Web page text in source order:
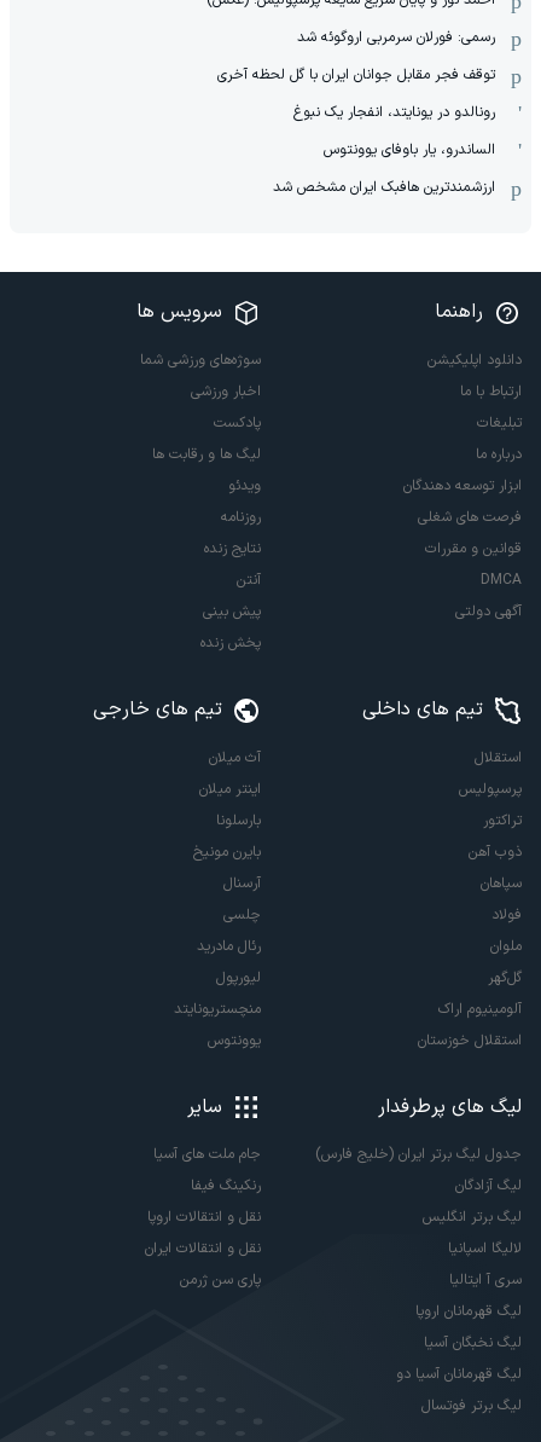
رسمی: فورلان سرمربی اروگوئه شد
توقف فجر مقابل جوانان ایران با گل لحظه آخری
رونالدو در یونایتد، انفجار یک نبوغ
الساندرو، یار باوفای یوونتوس
ارزشمندترین هافبک ایران مشخص شد
راهنما
دانلود اپلیکیشن
ارتباط با ما
تبلیغات
درباره ما
ابزار توسعه دهندگان
فرصت های شغلی
قوانین و مقررات
DMCA
آگهی دولتی
سرویس ها
سوژه‌های ورزشی شما
اخبار ورزشی
پادکست
لیگ ها و رقابت ها
ویدئو
روزنامه
نتایج زنده
آنتن
پیش بینی
پخش زنده
تیم های داخلی
استقلال
پرسپولیس
تراکتور
ذوب آهن
سپاهان
فولاد
ملوان
گل‌گهر
آلومینیوم اراک
استقلال خوزستان
تیم های خارجی
آث میلان
اینتر میلان
بارسلونا
بایرن مونیخ
آرسنال
چلسی
رئال مادرید
لیورپول
منچستریونایتد
یوونتوس
لیگ های پرطرفدار
جدول لیگ برتر ایران (خلیج فارس)
لیگ آزادگان
لیگ برتر انگلیس
لالیگا اسپانیا
سری آ ایتالیا
لیگ قهرمانان اروپا
لیگ نخبگان آسیا
لیگ قهرمانان آسیا دو
لیگ برتر فوتسال
سایر
جام ملت های آسیا
رنکینگ فیفا
نقل و انتقالات اروپا
نقل و انتقالات ایران
پاری سن ژرمن